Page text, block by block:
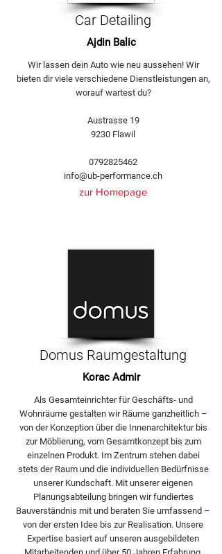
Car Detailing
Ajdin Balic
Wir lassen dein Auto wie neu aussehen! Wir
bieten dir viele verschiedene Dienstleistungen an,
worauf wartest du?
Austrasse 19
9230 Flawil
0792825462
info@ub-performance.ch
zur Homepage
Domus Raumgestaltung
Korac Admir
Als Gesamteinrichter für Geschäfts- und
Wohnräume gestalten wir Räume ganzheitlich –
von der Konzeption über die Innenarchitektur bis
zur Möblierung, vom Gesamtkonzept bis zum
einzelnen Produkt. Im Zentrum stehen dabei
stets der Raum und die individuellen Bedürfnisse
unserer Kundschaft. Mit unserer eigenen
Planungsabteilung bringen wir fundiertes
Bauverständnis mit und beraten Sie umfassend –
von der ersten Idee bis zur Realisation. Unsere
Expertise basiert auf unseren ausgebildeten